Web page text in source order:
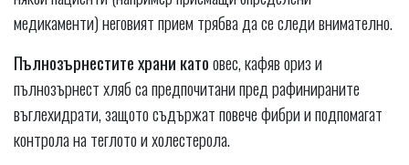
медикаменти) неговият прием трябва да се следи внимателно.
Пълнозърнестите храни катоовес, кафяв ориз и
пълнозърнест хляб са предпочитани пред рафинираните
въглехидрати, защото съдържат повече фибри и подпомагат
контрола на теглото и холестерола.